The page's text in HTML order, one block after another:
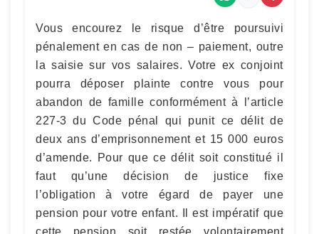
Vous encourez le risque d’être poursuivi
pénalement en cas de non – paiement, outre
la saisie sur vos salaires. Votre ex conjoint
pourra déposer plainte contre vous pour
abandon de famille conformément à l’article
227-3 du Code pénal qui punit ce délit de
deux ans d’emprisonnement et 15 000 euros
d’amende. Pour que ce délit soit constitué il
faut qu’une décision de justice fixe
l’obligation à votre égard de payer une
pension pour votre enfant. Il est impératif que
cette pension soit restée volontairement